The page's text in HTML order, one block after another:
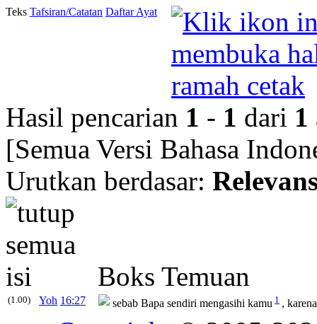
Teks Tafsiran/Catatan Daftar Ayat
Hasil pencarian 1 - 1 dari 1
[Semua Versi Bahasa
Urutkan berdasar:
Boks Temuan
(1.00) Yoh 16:27 sebab Bapa sendiri mengasihi kamu 1 ,